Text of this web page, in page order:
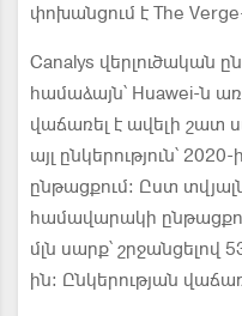
փոխանցում է The
Canalys վերլուծական
համաձայն՝ Huawei-ն
վաճառել է ավելի շատ
այլ ընկերություն՝
ընթացքում։ Ըստ
համավարակի
մլն սարք՝
ին։ Ընկերության